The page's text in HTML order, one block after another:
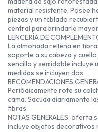
material resistente. Posee
piezas y un tablado
central para brindarle
LENCERÍA DE
La almohada rellena en
soporte a su cabeza y
sencillo y semidoble incluye
medidas se incluyen dos.
RECOMENDACIONES
Periódicamente rote su
cama. Sacuda diariamente
fibras.
NOTAS GENERALES:
incluye objetos decorativos